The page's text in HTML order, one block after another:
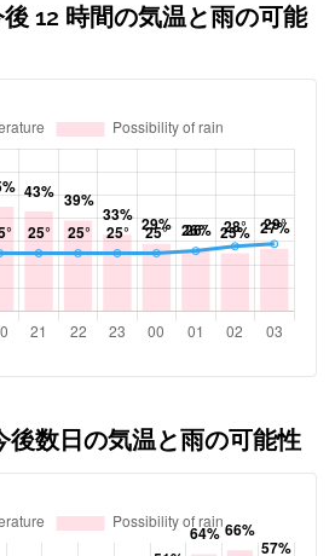
12 時間の気温と雨の可能
後数日の気温と雨の可能性